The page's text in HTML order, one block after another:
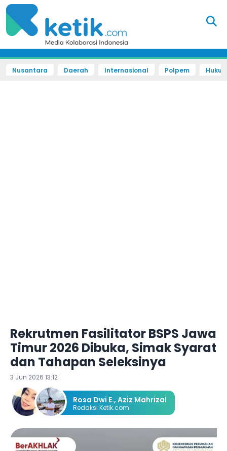
Nusantara Daerah Internasional Polpem
Rekrutmen Fasilitator BSPS Jawa
Timur 2026 Dibuka, Simak Syarat
dan Tahapan Seleksinya
3 Jun 2026 13:12
Rosa Dwi E., Aziz Mahrizal
Redaksi Ketik.com